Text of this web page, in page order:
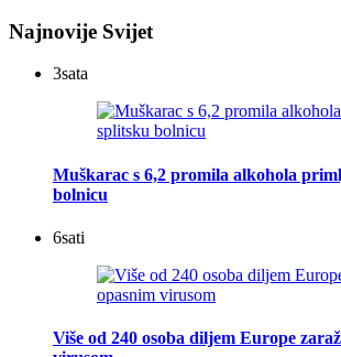
Najnovije Svijet
3sata
Muškarac s 6,2 promila alkohola
bolnicu
6sati
Više od 240 osoba diljem Europe